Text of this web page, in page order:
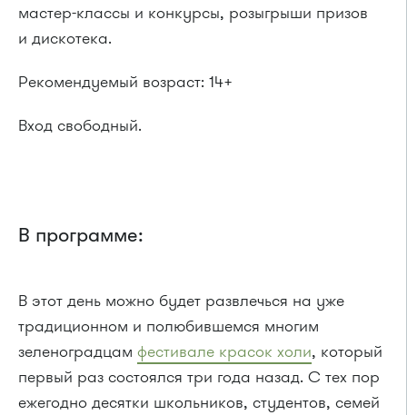
мастер-классы и конкурсы, розыгрыши призов
и дискотека.
Рекомендуемый возраст: 14+
Вход свободный.
В программе:
В этот день можно будет развлечься на уже
традиционном и полюбившемся многим
зеленоградцам фестивале красок холи, который
первый раз состоялся три года назад. С тех пор
ежегодно десятки школьников, студентов, семей